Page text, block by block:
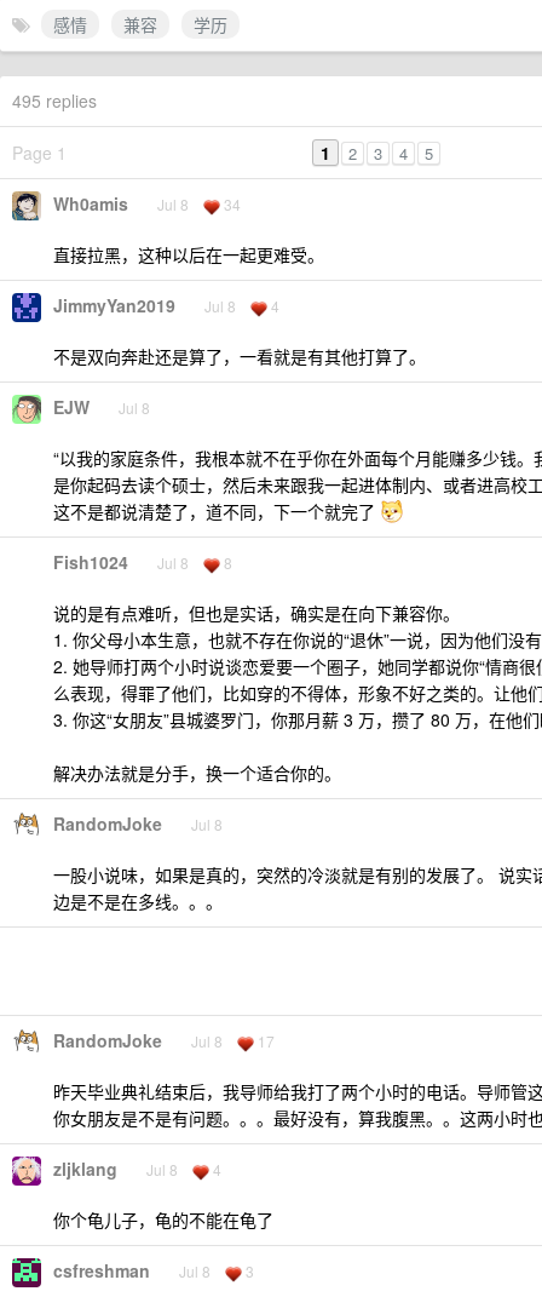
感情 兼容 学历
495 replies
Page 1 1 2 3 4 5
Wh0amis Jul 8 34
直接拉黑，这种以后在一起更难受。
JimmyYan2019 Jul 8 4
不是双向奔赴还是算了，一看就是有其他打算了。
EJW Jul 8
“以我的家庭条件，我根本就不在乎你在外面每个月能赚多少钱
是你起码去读个硕士，然后未来跟我一起进体制内、或者进高校
这不是都说清楚了，道不同，下一个就完了
Fish1024 Jul 8 8
说的是有点难听，但也是实话，确实是在向下兼容你。
1. 你父母小本生意，也就不存在你说的“退休”一说，因为他们没
2. 她导师打两个小时说谈恋爱要一个圈子，她同学都说你“情商
么表现，得罪了他们，比如穿的不得体，形象不好之类的。让他
3. 你这“女朋友”县城婆罗门，你那月薪 3 万，攒了 80 万，在他
解决办法就是分手，换一个适合你的。
RandomJoke Jul 8
一股小说味，如果是真的，突然的冷淡就是有别的发展了。 说实
边是不是在多线。。。
RandomJoke Jul 8 17
昨天毕业典礼结束后，我导师给我打了两个小时的电话。导师管
你女朋友是不是有问题。。。最好没有，算我腹黑。。这两小时
zljklang Jul 8 4
你个龟儿子，龟的不能在龟了
csfreshman Jul 8 3